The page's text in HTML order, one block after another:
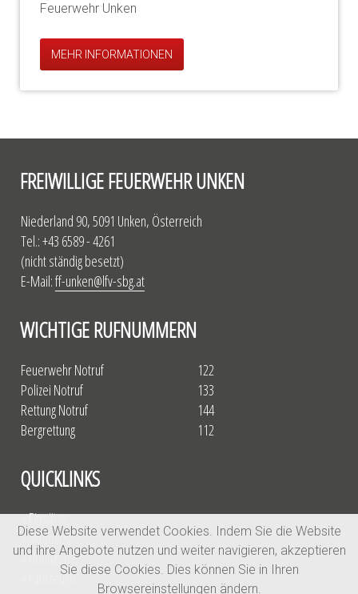
Feuerwehr Unken
MEHR INFORMATIONEN
FREIWILLIGE FEUERWEHR UNKEN
Niederland 90, 5091 Unken, Österreich
Tel.: +43 6589 - 4261
(nicht ständig besetzt)
E-Mail:ff-unken@lfv-sbg.at
WICHTIGE RUFNUMMERN
Feuerwehr Notruf
Polizei Notruf
Rettung Notruf
Bergrettung
122
133
144
112
QUICKLINKS
» Einsätze
» Aktuelles
» Übungen
» Fahrzeuge
Diese Website verwendet Cookies. Indem Sie die Website
und ihre Angebote nutzen und weiter navigieren, akzeptieren
Sie diese Cookies. Dies können Sie in Ihren
Browsereinstellungen ändern.